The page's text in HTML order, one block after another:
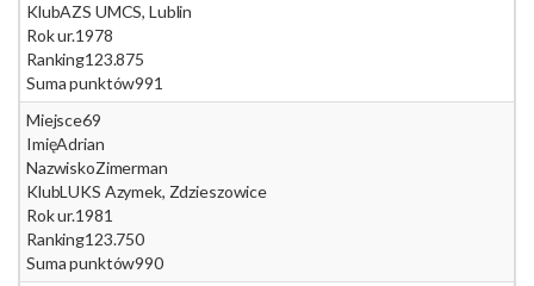
KlubAZS UMCS, Lublin
Rok ur.1978
Ranking123.875
Suma punktów991
Miejsce69
ImięAdrian
NazwiskoZimerman
KlubLUKS Azymek, Zdzieszowice
Rok ur.1981
Ranking123.750
Suma punktów990